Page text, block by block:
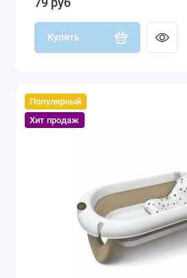
Купить
Популярный
Хит продаж